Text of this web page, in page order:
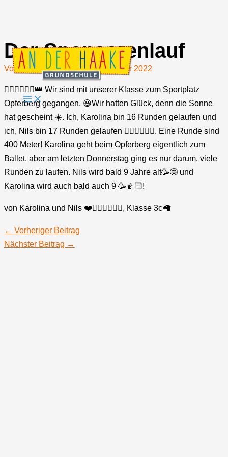
Zum
Inhalt
springen
Der Sponsorenlauf
Von Johannes Jost/27. September 2022
🏃🏼‍♂️🏃🏼‍♀️👑 Wir sind mit unserer Klasse zum Sportplatz
Opferberg gegangen. 😃Wir hatten Glück, denn die Sonne
hat gescheint ☀️. Ich, Karolina bin 16 Runden gelaufen und
ich, Nils bin 17 Runden gelaufen 🏃🏼‍♂️🏃🏼‍♀️. Eine Runde sind
400 Meter! Karolina geht beim Opferberg eigentlich zum
Ballet, aber am letzten Donnerstag ging es nur darum, viele
Runden zu laufen. Nils wird bald 9 Jahre alt🥳🤩 und
Karolina wird auch bald auch 9 🥳👍🏻!
von Karolina und Nils ❤️❤️‍🔥❤️‍🔥💝💘, Klasse 3c🦙
← Vorheriger Beitrag
Nächster Beitrag →